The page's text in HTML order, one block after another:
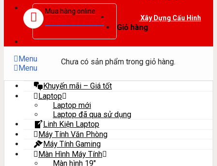
Mua hàng online
0988.411.039
Giỏ hàng
Chưa có sản phẩm trong giỏ hàng.
Xây Dựng Cấu Hinh
Menu
Menu
Khuyến mãi – Giá tốt
Laptop
Laptop mới
Laptop đã qua sử dụng
Linh Kiện Laptop
Máy Tính Văn Phòng
Máy Tính Gaming
Màn Hình Máy Tính
Màn hình 19″